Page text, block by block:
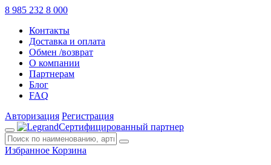
8 985 232 8 000
Контакты
Доставка и оплата
Обмен /возврат
О компании
Партнерам
Блог
FAQ
Авторизация Регистрация
Сертифицированный партнер
Избранное Корзина